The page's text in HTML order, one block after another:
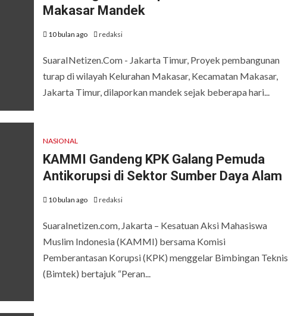
Makasar Mandek
10 bulan ago redaksi
SuaraINetizen.Com - Jakarta Timur, Proyek pembangunan
turap di wilayah Kelurahan Makasar, Kecamatan Makasar,
Jakarta Timur, dilaporkan mandek sejak beberapa hari...
NASIONAL
KAMMI Gandeng KPK Galang Pemuda
Antikorupsi di Sektor Sumber Daya Alam
10 bulan ago redaksi
SuaraInetizen.com, Jakarta – Kesatuan Aksi Mahasiswa
Muslim Indonesia (KAMMI) bersama Komisi
Pemberantasan Korupsi (KPK) menggelar Bimbingan Teknis
(Bimtek) bertajuk “Peran...